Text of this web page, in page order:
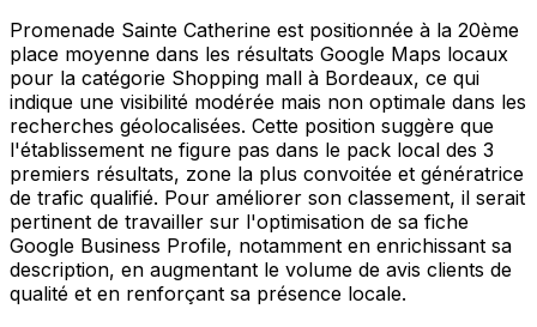
Promenade Sainte Catherine est positionnée à la 20ème
place moyenne dans les résultats Google Maps locaux
pour la catégorie Shopping mall à Bordeaux, ce qui
indique une visibilité modérée mais non optimale dans les
recherches géolocalisées. Cette position suggère que
l'établissement ne figure pas dans le pack local des 3
premiers résultats, zone la plus convoitée et génératrice
de trafic qualifié. Pour améliorer son classement, il serait
pertinent de travailler sur l'optimisation de sa fiche
Google Business Profile, notamment en enrichissant sa
description, en augmentant le volume de avis clients de
qualité et en renforçant sa présence locale.